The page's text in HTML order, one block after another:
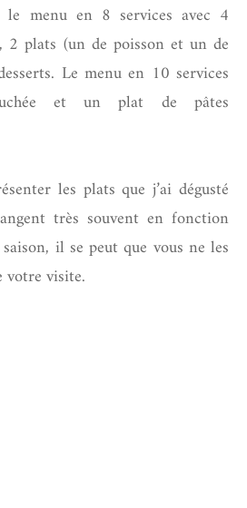
le menu en 8 services avec 4
2 plats (un de poisson et un de
Le menu en 10 services
et un plat de pâtes
les plats que j’ai dégusté
très souvent en fonction
il se peut que vous ne les
votre visite.